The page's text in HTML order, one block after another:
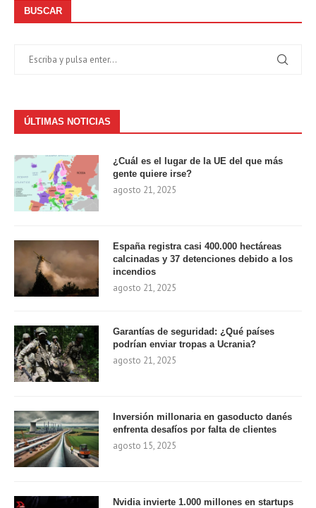
BUSCAR
ÚLTIMAS NOTICIAS
¿Cuál es el lugar de la UE del que más
gente quiere irse?
agosto 21, 2025
España registra casi 400.000 hectáreas
calcinadas y 37 detenciones debido a los
incendios
agosto 21, 2025
Garantías de seguridad: ¿Qué países
podrían enviar tropas a Ucrania?
agosto 21, 2025
Inversión millonaria en gasoducto danés
enfrenta desafíos por falta de clientes
agosto 15, 2025
Nvidia invierte 1.000 millones en startups